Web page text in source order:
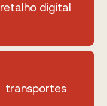
retalho digital
transportes